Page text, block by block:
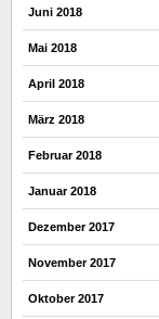
Juni 2018
Mai 2018
April 2018
März 2018
Februar 2018
Januar 2018
Dezember 2017
November 2017
Oktober 2017